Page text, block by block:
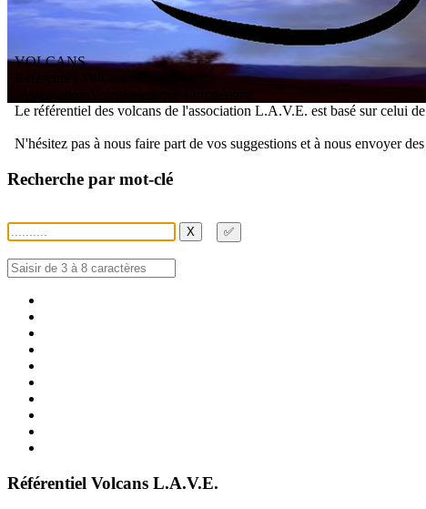
VOLCANS
olcanologique
Le référentiel des volcans de l'association L.A.V.E. est basé sur celui
N'hésitez pas à nous faire part de vos suggestions et à nous envoyer
Recherche par mot-clé
X ✅
Référentiel Volcans L.A.V.E.